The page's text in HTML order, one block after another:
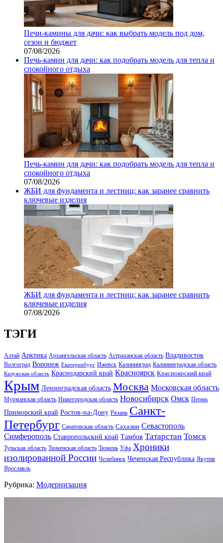
Печи-камины для дачи: как выбрать модель под дом,
сезон и бюджет
07/08/2026
Печь-камин для дачи: как подобрать модель для тепла и
спокойного отдыха
Печь-камин для дачи: как подобрать модель для тепла и
спокойного отдыха
07/08/2026
ЖБИ для фундамента и лестниц: как заранее сравнить
ключевые изделия
ЖБИ для фундамента и лестниц: как заранее сравнить
ключевые изделия
07/08/2026
ТЭГИ
Алтай Арктика Архангельская область Астраханская область Владивосток
Волгоград Воронеж Екатеринбург Ижевск Калининград Калининградская область
Калужская область Краснодарский край Красноярск Красноярский край
Крым Ленинградская область Москва Московская область
Мурманская область Нижегородская область Новосибирск Омск Пермь
Приморский край Ростов-на-Дону Рязань Санкт-
Петербург Саратовская область Сахалин Севастополь
Симферополь Ставропольский край Тамбов Татарстан Томск
Тульская область Тюменская область Тюмень Уфа Хроники
изолированной России Челябинск Чеченская Республика Якутия
Ярославль
Рубрика: Модернизация